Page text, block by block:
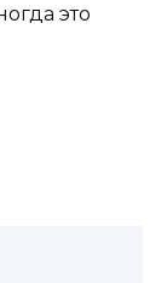
это